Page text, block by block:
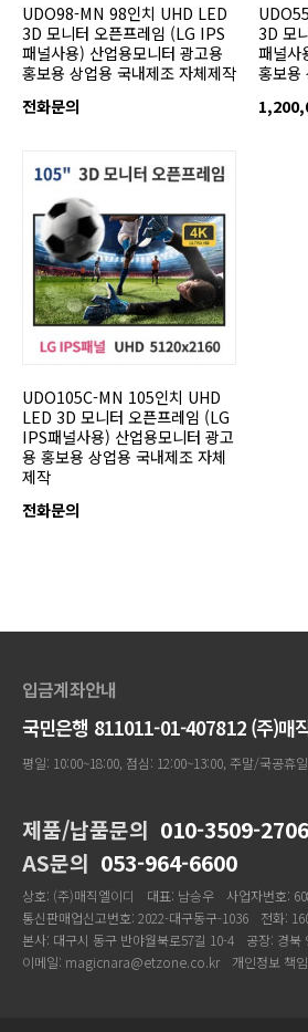
UDO98-MN 98인치 UHD LED
3D 모니터 오픈프레임 (LG IPS
패널사용) 산업용모니터 광고용
홍보용 상업용 국내제조 자체제작
전화문의
3D 모
패널사
홍보용
UDO105C-MN 105인치 UHD
LED 3D 모니터 오픈프레임 (LG
IPS패널사용) 산업용모니터 광고
용 홍보용 상업용 국내제조 자체
제작
전화문의
입금계좌안내
국민은행 811011-01-407812 (주)매
평일: 10:00~18:00, 점심: 12:00~13:00, 주말/국공휴
제품/납품문의 010-3509-2706
AS문의 053-964-6600
상호: (주)매직엘이디 대표: 남승우
사업자번호:
통신판매업신고번호: 2022-대구동구-1036
전화:
본사: 대구시 동구 반야월북로57길 10-4
공장: 경북
이메일: magicnara@etzone.co.kr
개인정보 책